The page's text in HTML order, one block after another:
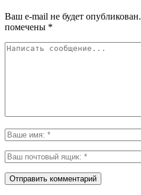
Ваш e-mail не будет опубликован.
помечены *